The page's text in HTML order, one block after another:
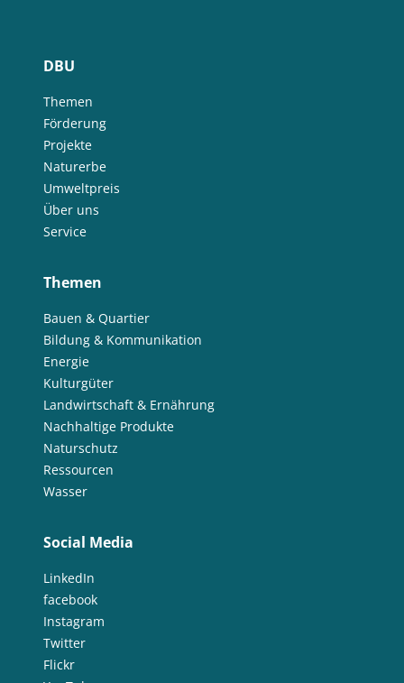
DBU
Themen
Förderung
Projekte
Naturerbe
Umweltpreis
Über uns
Service
Themen
Bauen & Quartier
Bildung & Kommunikation
Energie
Kulturgüter
Landwirtschaft & Ernährung
Nachhaltige Produkte
Naturschutz
Ressourcen
Wasser
Social Media
LinkedIn
facebook
Instagram
Twitter
Flickr